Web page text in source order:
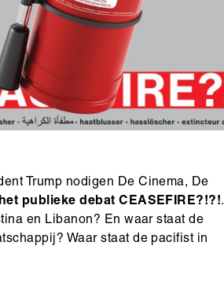
Trump nodigen De Cinema, De
het publieke debat CEASEFIRE?!?!.
en Libanon? En waar staat de
Waar staat de pacifist in